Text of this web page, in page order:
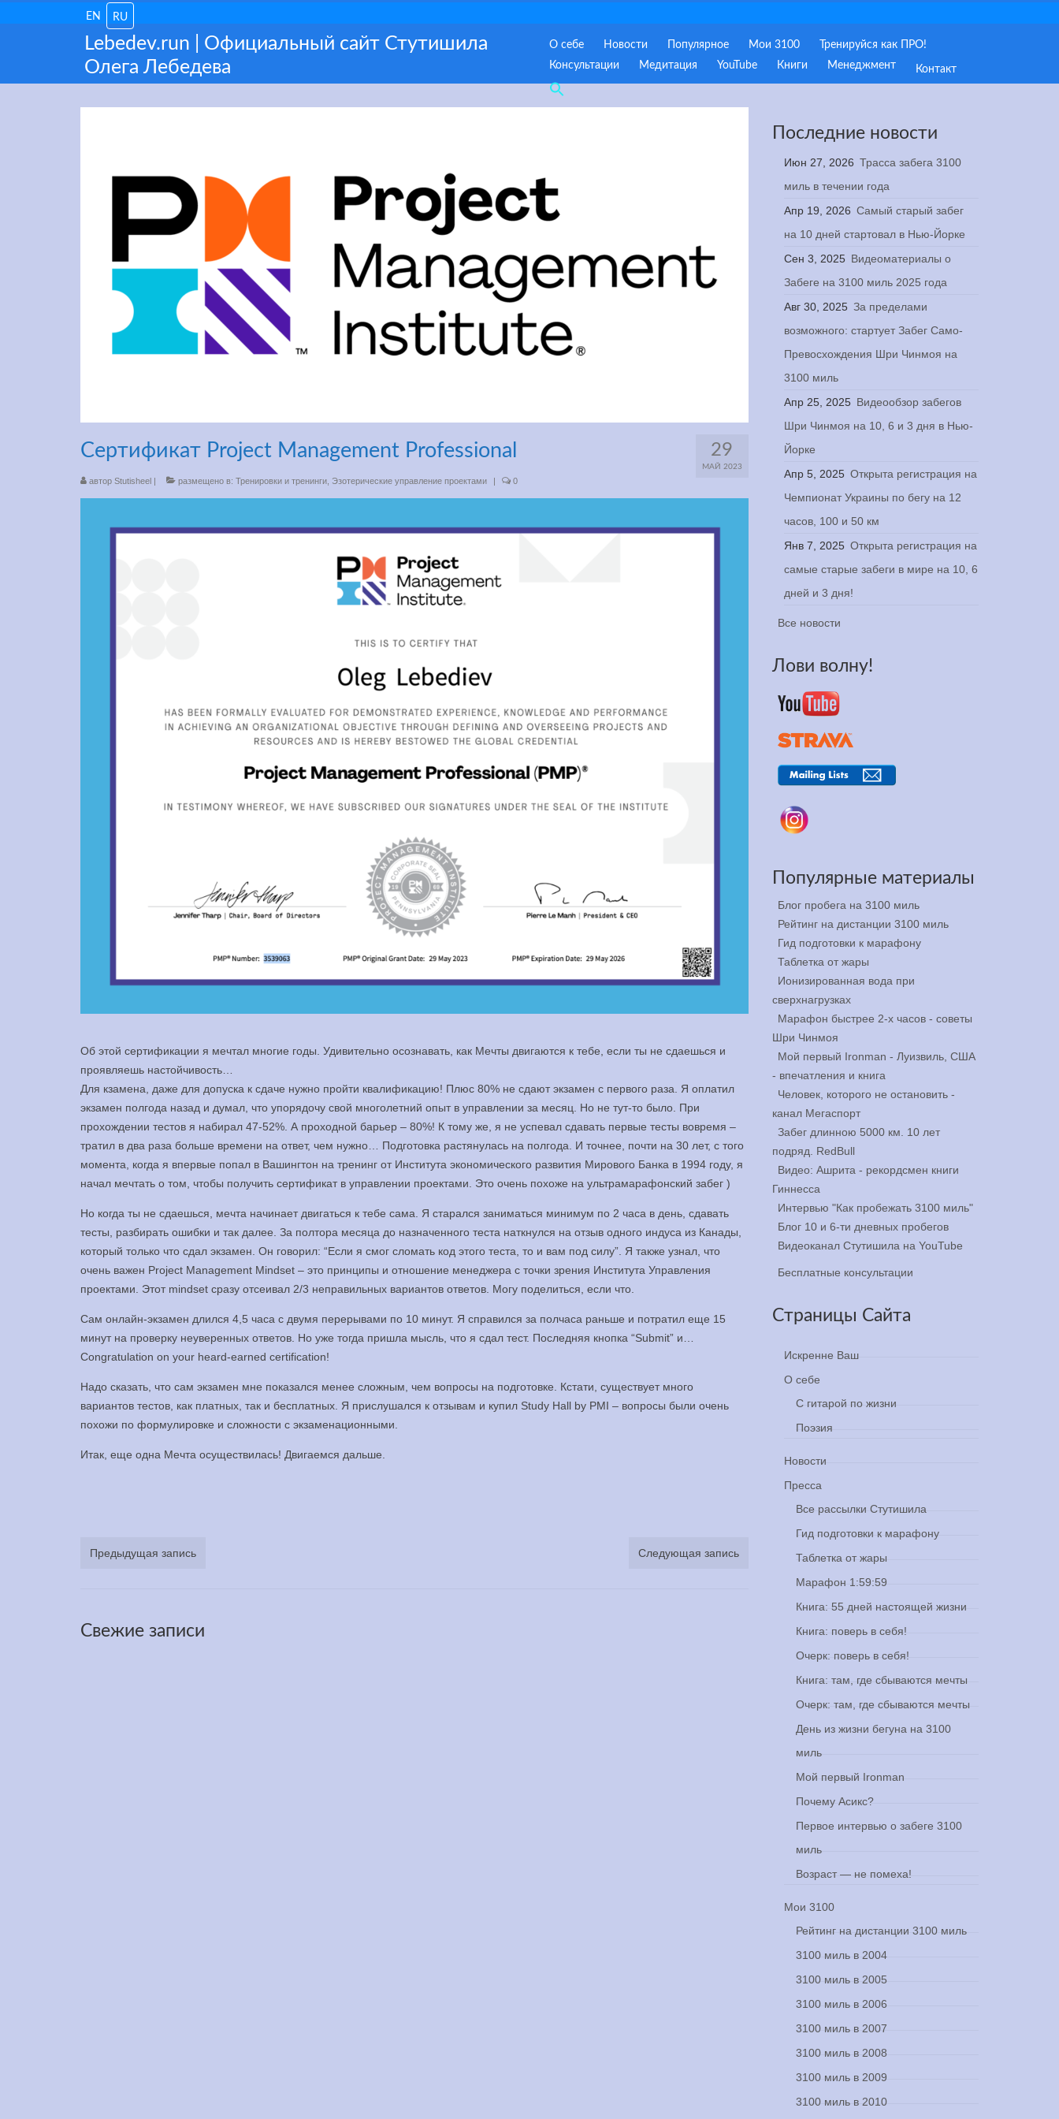
EN RU
Lebedev.run | Официальный сайт Стутишила
Олега Лебедева
О себе Новости Популярное Мои 3100
Тренируйся как ПРО!
Консультации
Медитация YouTube Книги Менеджмент Контакт
29
МАЙ 2023
Сертификат Project Management Professional
автор Stutisheel | размещено в: Тренировки и тренинги Эзотерические управление проектами | 0
Об этой сертификации я мечтал многие годы. Удивительно осознавать, как Мечты двигаются к тебе, если ты не сдаешься и
проявляешь настойчивость…
Для кзамена, даже для допуска к сдаче нужно пройти квалификацию! Плюс 80% не сдают экзамен с первого раза. Я оплатил
экзамен полгода назад и думал, что упорядочу свой многолетний опыт в управлении за месяц. Но не тут-то было. При
прохождении тестов я набирал 47-52%. А проходной барьер – 80%! К тому же, я не успевал сдавать первые тесты вовремя –
тратил в два раза больше времени на ответ, чем нужно… Подготовка растянулась на полгода. И точнее, почти на 30 лет, с того
момента, когда я впервые попал в Вашингтон на тренинг от Института экономического развития Мирового Банка в 1994 году, я
начал мечтать о том, чтобы получить сертификат в управлении проектами. Это очень похоже на ультрамарафонский забег )
Но когда ты не сдаешься, мечта начинает двигаться к тебе сама. Я старался заниматься минимум по 2 часа в день, сдавать
тесты, разбирать ошибки и так далее. За полтора месяца до назначенного теста наткнулся на отзыв одного индуса из Канады,
который только что сдал экзамен. Он говорил: “Если я смог сломать код этого теста, то и вам под силу”. Я также узнал, что
очень важен Project Management Mindset – это принципы и отношение менеджера с точки зрения Института Управления
проектами. Этот mindset сразу отсеивал 2/3 неправильных вариантов ответов. Могу поделиться, если что.
Сам онлайн-экзамен длился 4,5 часа с двумя перерывами по 10 минут. Я справился за полчаса раньше и потратил еще 15
минут на проверку неуверенных ответов. Но уже тогда пришла мысль, что я сдал тест. Последняя кнопка “Submit” и…
Congratulation on your heard-earned certification!
Надо сказать, что сам экзамен мне показался менее сложным, чем вопросы на подготовке. Кстати, существует много
вариантов тестов, как платных, так и бесплатных. Я прислушался к отзывам и купил Study Hall by PMI – вопросы были очень
похожи по формулировке и сложности с экзаменационными.
Итак, еще одна Мечта осуществилась! Двигаемся дальше.
Предыдущая запись Следующая запись
Свежие записи
Последние новости
Июн 27, 2026 Трасса забега 3100
миль в течении года
Апр 19, 2026 Самый старый забег
на 10 дней стартовал в Нью-Йорке
Сен 3, 2025 Видеоматериалы о
Забеге на 3100 миль 2025 года
Авг 30, 2025 За пределами
возможного: стартует Забег Само-
Превосхождения Шри Чинмоя на
3100 миль
Апр 25, 2025 Видеообзор забегов
Шри Чинмоя на 10, 6 и 3 дня в Нью-
Йорке
Апр 5, 2025 Открыта регистрация на
Чемпионат Украины по бегу на 12
часов, 100 и 50 км
Янв 7, 2025 Открыта регистрация на
самые старые забеги в мире на 10, 6
дней и 3 дня!
Все новости
Лови волну!
Популярные материалы
Блог пробега на 3100 миль
Рейтинг на дистанции 3100 миль
Гид подготовки к марафону
Таблетка от жары
Ионизированная вода при
сверхнагрузках
Марафон быстрее 2-х часов - советы
Шри Чинмоя
Мой первый Ironman - Луизвиль, США
- впечатления и книга
Человек, которого не остановить -
канал Мегаспорт
Забег длинною 5000 км. 10 лет
подряд. RedBull
Видео: Ашрита - рекордсмен книги
Гиннесса
Интервью "Как пробежать 3100 миль"
Блог 10 и 6-ти дневных пробегов
Видеоканал Стутишила на YouTube
Бесплатные консультации
Страницы Сайта
Искренне Ваш
О себе
С гитарой по жизни
Поэзия
Новости
Пресса
Все рассылки Стутишила
Гид подготовки к марафону
Таблетка от жары
Марафон 1:59:59
Книга: 55 дней настоящей жизни
Книга: поверь в себя!
Очерк: поверь в себя!
Книга: там, где сбываются мечты
Очерк: там, где сбываются мечты
День из жизни бегуна на 3100
миль
Мой первый Ironman
Почему Асикс?
Первое интервью о забеге 3100
миль
Возраст — не помеха!
Мои 3100
Рейтинг на дистанции 3100 миль
3100 миль в 2004
3100 миль в 2005
3100 миль в 2006
3100 миль в 2007
3100 миль в 2008
3100 миль в 2009
3100 миль в 2010